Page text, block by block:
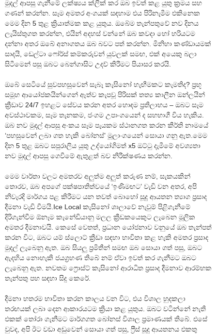
මුදල් ආපසු ගැනීමේ ලක්ෂ්‍යය ක්ලික් කර ඔබ ඉවත් කළ යුතු ක්‍රමය සහ
ගණන් කරන්න. සෑම අමතර අංගයක් සඳහාම එය පිරිනැමීම එකිනෙක
මෙම දින 5 තුළ ක්‍රියාත්මක කළ යුතුය. ඔබේම තැන්පතුවේ නව දිනය
ලැයිස්තුගත කරන්න, එයින් අදහස් වන්නේ ඔබ කවදා හෝ හරියටම
දන්නා අතර ඔබේ අනාගතය ඔබ බවට පත් කරන්න. මිනිහා කණ්ඩායමක්
සාදයි, ඩෙල්ටා ෆෝර්ස් කම්කරුවන් යුවලක් සමඟ, එක් අයෙකු බලා
සිටීමෙන් පසු ඔබට බෙන්ගාසිට උදව් කිරීමට පියාසර කරයි.
ඔබේ සෙටියේ සුවපහසුවෙන් සැබෑ කැසිනෝ හැඟීමකට කැමතිද? ප්‍රභූ
සමූහ ආයෝජකයින්ගෙන් ඈත්ව කැපවූ පිරිසක් තත්‍ය කාලීන ඔන්ලයින්
ක්‍රීඩාව 24/7 ඉහළට සේවය කරන අතර හොඳම ප්‍රතිලාභය – ඔබට සෑම
අවස්ථාවකම, සෑම තැනකම, ජංගම උපාංගයෙන් ද සහභාගී විය හැකිය.
ඔබ නව මුදල් ආපසු අංකය සෑම පැයකම ස්ථානගත කරන කීර්ති නාමයේ
‘පහසුවෙන් ලබා ගත හැකි බෝනස්’ මූලාංගයෙන් සොයා ගනු ඇත.මෙම
දින 5 තුළ ඔබට සපුරාලිය යුතු උද්යෝගිමත් x5 ඔට්ටු දැමීමේ අවශ්‍යතා
නව මුදල් ආපසු ගෙවීමේ ඇතුළත් බව නිරීක්ෂණය කරන්න.
මෙම වාර්තා වලට අමතරව අලුත්ම අලුත් කරුණ නම්, සැකයකින්
තොරව, ඔබ අපගේ පක්ෂපාතිත්වයේ ‘ඉණිමඟට’ වැඩි වන අතර, අපි
නිවැරදි මාර්ගය පළ කිරීමට යන තවත් බොහෝ සූදු ආයතන ත්‍යාග ප්‍රසාද
දීමනා වැඩි වීමයි.Ice Local කැසිනෝ ශාලාවේ නැවුම් පිළිගැනීමේ
දිරිගැන්වීම ඕනෑම කැනේඩියානු මලල ක්‍රීඩකයෙකුට ලැබෙන මූලික
අමතර දීමනාවයි. කෙසේ වෙතත්, ප්‍රධාන යෝජනාව වනුයේ ඔබ තැන්පත්
කරන විට, ඔබට යම් ස්ලොට් ක්‍රීඩා සඳහා භාවිතා කළ හැකි අමතර ප්‍රසාද
මුදල් ලැබෙනු ඇත. ඔබ සියලු ප්‍රමිතීන් සමඟ ඔබ සොයා ගත් පසු, ඔබට
ඇදහිය නොහැකි ජයග්‍රහණ තිබේ නම් ඒවා ඉවත් කර ගැනීමට ඔබට
ලැබෙනු ඇත. නවතම ෆ්‍රොස්ට් කැසිනෝ ආරාධිත ප්‍රසාද දීමනාව ආරම්භක
තැන්පතු පහ සඳහා සිදු කෙරේ.
දීමනා හතරම භාවිතා කරන කාලය වන විට, එය විශාල හුදකලා
තරඟයක් ලබා දෙන ආකාරයටම ක්‍රියා කළ යුතුය. ඔබට වටින්නේ නැති
එකක් තෝරා ගැනීමට මාර්ගගත බෝනස් විශාල ප්‍රමාණයක් තිබේ. එසේ
වුවද, අපි ඊට වඩා අඩුවෙන් සොයා ගත් පසු, ෆ්‍රීස් සූදු ආයතනය එකතු